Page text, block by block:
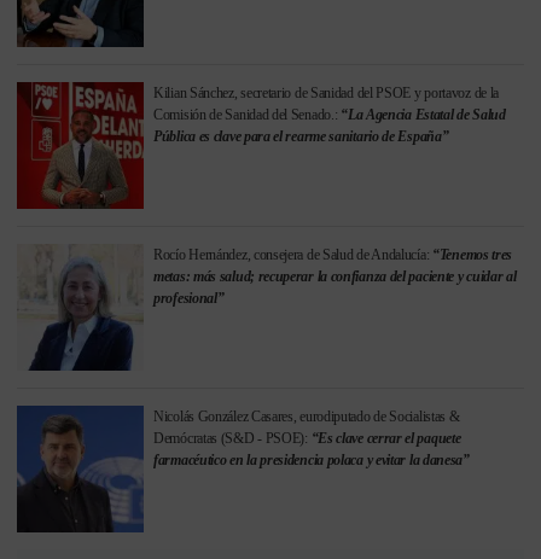
Kilian Sánchez, secretario de Sanidad del PSOE y portavoz de la
Comisión de Sanidad del Senado.: “La Agencia Estatal de Salud
Pública es clave para el rearme sanitario de España”
Rocío Hernández, consejera de Salud de Andalucía: “Tenemos tres
metas: más salud; recuperar la confianza del paciente y cuidar al
profesional”
Nicolás González Casares, eurodiputado de Socialistas &
Demócratas (S&D - PSOE): “Es clave cerrar el paquete
farmacéutico en la presidencia polaca y evitar la danesa”